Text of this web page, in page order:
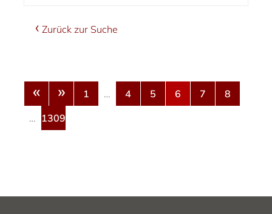
Zurück zur Suche
« » 1 … 4 5 6 7
8
… 1309